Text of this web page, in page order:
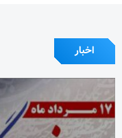
اخبار